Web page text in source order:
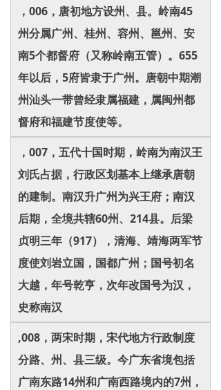
，006，唐初地方设州、县。岭南45
州分属广州、桂州、容州、邕州、安
南5个都督府（又称岭南五管）。655
年以后，5府皆隶于广州。唐朝中期潮
州汕头一带曾经隶属福建，属闽州都
督府和福建节度使等。
，007，五代十国时期，岭南为南汉王
刘氏占据，行政区划基本上继承唐朝
的建制。南汉升广州为兴王府；南汉
后期，全境共辖60州、214县。后梁
贞明三年（917），清海、靖海两军节
度使刘岩立国，国都广州；国号初名
大越，年号乾亨，次年改国号为汉，
史称南汉
,008，两宋时期，宋代地方行政制度
分路、州、县三级。今广东省境包括
广南东路14州和广南西路境内的7州，